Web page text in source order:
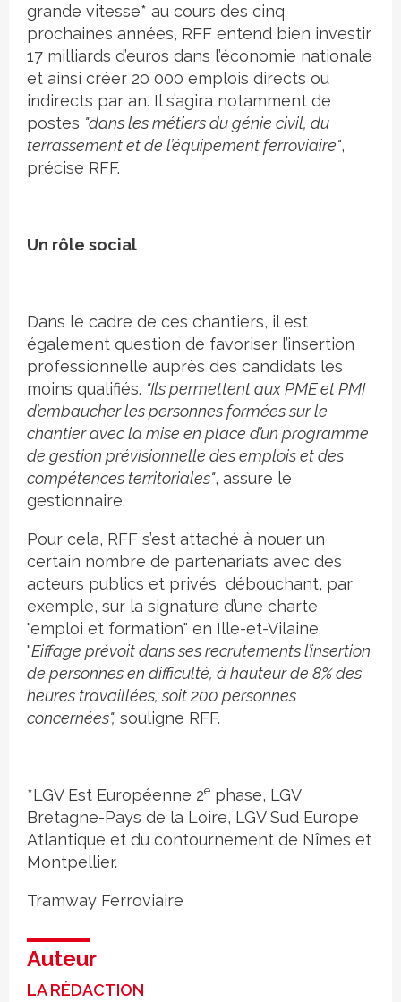
grande vitesse* au cours des cinq
prochaines années, RFF entend bien investir
17 milliards d’euros dans l’économie nationale
et ainsi créer 20 000 emplois directs ou
indirects par an. Il s’agira notamment de
postes "dans les métiers du génie civil, du
terrassement et de l’équipement ferroviaire",
précise RFF.
Un rôle social
Dans le cadre de ces chantiers, il est
également question de favoriser l’insertion
professionnelle auprès des candidats les
moins qualifiés. "Ils permettent aux PME et PMI
d’embaucher les personnes formées sur le
chantier avec la mise en place d’un programme
de gestion prévisionnelle des emplois et des
compétences territoriales", assure le
gestionnaire.
Pour cela, RFF s’est attaché à nouer un
certain nombre de partenariats avec des
acteurs publics et privés débouchant, par
exemple, sur la signature d’une charte
"emploi et formation" en Ille-et-Vilaine.
"Eiffage prévoit dans ses recrutements l’insertion
de personnes en difficulté, à hauteur de 8% des
heures travaillées, soit 200 personnes
concernées", souligne RFF.
*LGV Est Européenne 2e phase, LGV
Bretagne-Pays de la Loire, LGV Sud Europe
Atlantique et du contournement de Nîmes et
Montpellier.
Tramway Ferroviaire
Auteur
LA RÉDACTION